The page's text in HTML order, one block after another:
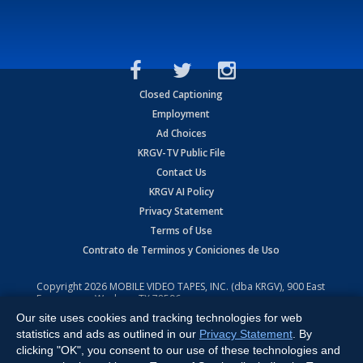
Closed Captioning
Employment
Ad Choices
KRGV-TV Public File
Contact Us
KRGV AI Policy
Privacy Statement
Terms of Use
Contrato de Terminos y Coniciones de Uso
Copyright2026 MOBILE VIDEO TAPES, INC. (dba KRGV), 900 East
Expressway, Weslaco, TX 78596.
All Rights Reserved. Powered by:Ruby Shore Software
Our site uses cookies and tracking technologies for web
statistics and ads as outlined in our Privacy Statement . By
clicking "OK", you consent to our use of these technologies and